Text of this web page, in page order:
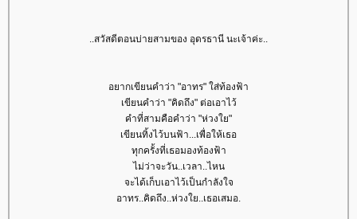
..สวัสดีตอนบ่ายสามของ อุดรธานี นะเจ้าค่ะ..
อยากเขียนคำว่า "อาทร" ใส่ท้องฟ้า
เขียนคำว่า "คิดถึง" ต่อเอาไว้
คำที่สามคือคำว่า "ห่วงใย"
เขียนทิ้งไว้บนฟ้า...เพื่อให้เธอ
ทุกครั้งที่เธอมองท้องฟ้า
ไม่ว่าจะวัน..เวลา..ไหน
จะได้เก็บเอาไว้เป็นกำลังใจ
อาทร..คิดถึง..ห่วงใย..เธอเสมอ.